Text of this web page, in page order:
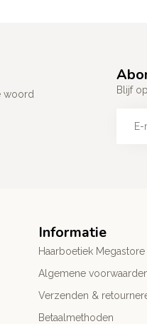
woord Blijf
Informatie
Haarboetiek Megastore
Algemene
Verzenden &
Betaalmethoden